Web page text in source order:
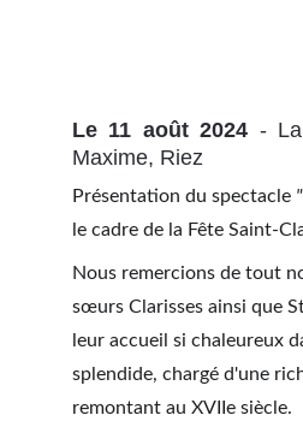
Le 11 août 2024 -
Maxime, Riez
Présentation du spectacle
le cadre de la Fête Saint-
Nous remercions de tout
sœurs Clarisses ainsi que
leur accueil si chaleureux
splendide, chargé d'une
remontant au XVIIe siècle.